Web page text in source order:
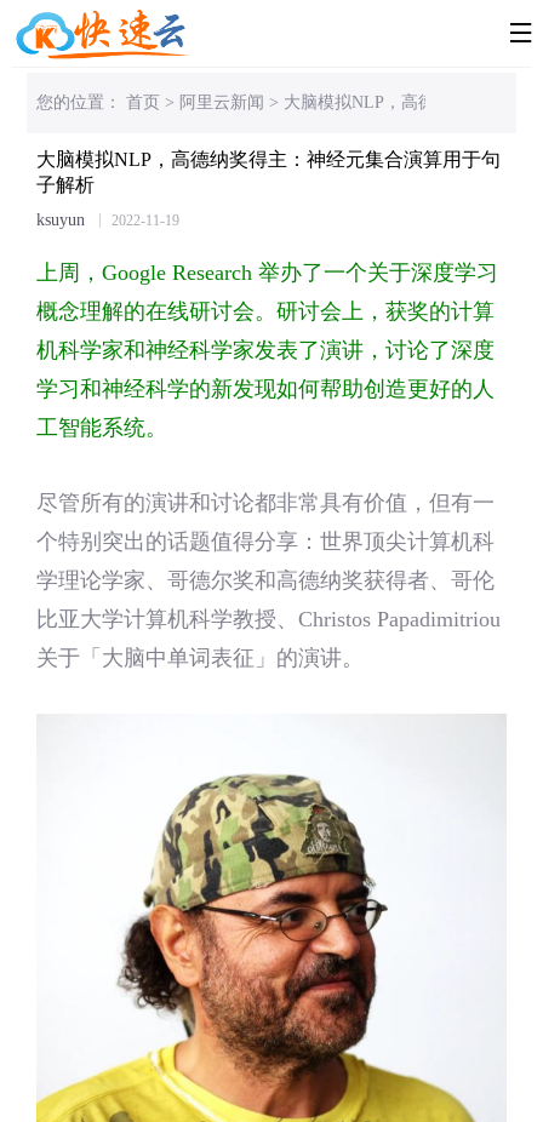

您的位置：首页 > 阿里云新闻 > 大脑模拟NLP，高德纳奖得主：
大脑模拟NLP，高德纳奖得主：神经元集合演算用于句
子解析
ksuyun 2022-11-19
上周，Google Research 举办了一个关于深度学习
概念理解的在线研讨会。研讨会上，获奖的计算
机科学家和神经科学家发表了演讲，讨论了深度
学习和神经科学的新发现如何帮助创造更好的人
工智能系统。
尽管所有的演讲和讨论都非常具有价值，但有一
个特别突出的话题值得分享：世界顶尖计算机科
学理论学家、哥德尔奖和高德纳奖获得者、哥伦
比亚大学计算机科学教授、Christos Papadimitriou
关于「大脑中单词表征」的演讲。